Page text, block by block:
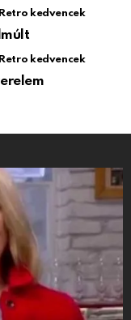
Retro kedvencek
Retro kedvencek